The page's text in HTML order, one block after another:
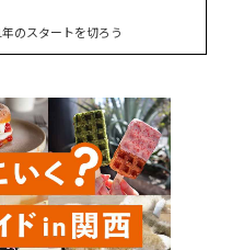
のスタートを切ろう